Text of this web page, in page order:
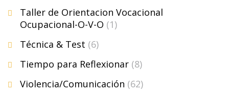
Taller de Orientacion Vocacional
Ocupacional-O-V-O (1)
Técnica & Test (6)
Tiempo para Reflexionar (8)
Violencia/Comunicación (62)